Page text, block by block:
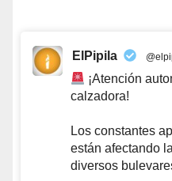
ElPipila
¡Atención
calzadora!
Los constantes
están afectando
diversos